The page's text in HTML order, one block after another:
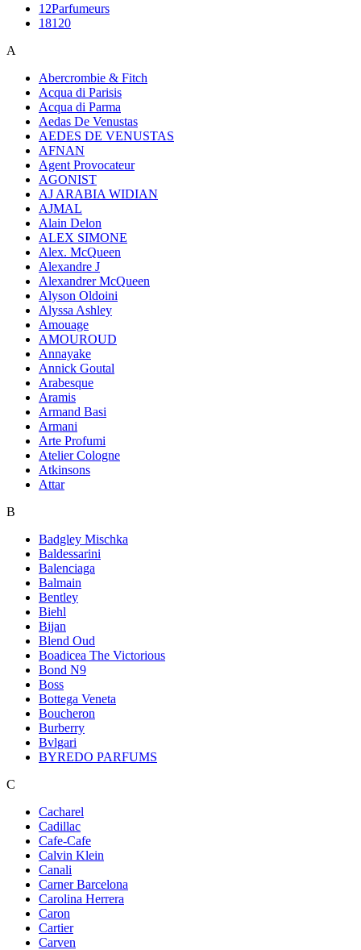
12Parfumeurs
18120
A
Abercrombie & Fitch
Acqua di Parisis
Acqua di Parma
Aedas De Venustas
AEDES DE VENUSTAS
AFNAN
Agent Provocateur
AGONIST
AJ ARABIA WIDIAN
AJMAL
Alain Delon
ALEX SIMONE
Alex. McQueen
Alexandre J
Alexandrer McQueen
Alyson Oldoini
Alyssa Ashley
Amouage
AMOUROUD
Annayake
Annick Goutal
Arabesque
Aramis
Armand Basi
Armani
Arte Profumi
Atelier Cologne
Atkinsons
Attar
B
Badgley Mischka
Baldessarini
Balenciaga
Balmain
Bentley
Biehl
Bijan
Blend Oud
Boadicea The Victorious
Bond N9
Boss
Bottega Veneta
Boucheron
Burberry
Bvlgari
BYREDO PARFUMS
C
Cacharel
Cadillac
Cafe-Cafe
Calvin Klein
Canali
Carner Barcelona
Carolina Herrera
Caron
Cartier
Carven